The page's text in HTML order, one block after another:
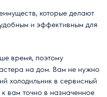
которые делают
и эффективным для
время, поэтому
на дом. Вам не нужно
холодильник в сервисный
вам точно в назначенное